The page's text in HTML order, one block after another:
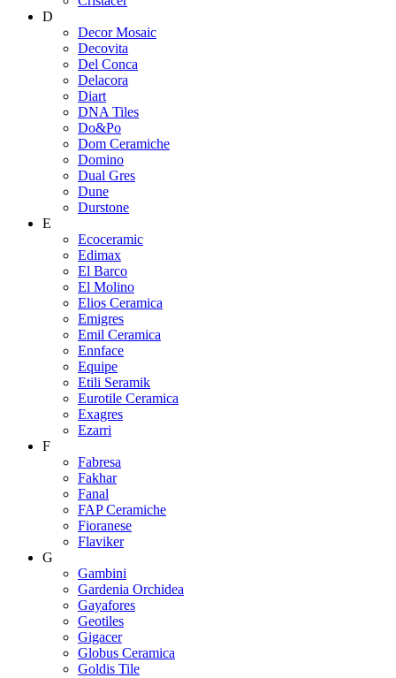
D
Decor Mosaic
Decovita
Del Conca
Delacora
Diart
DNA Tiles
Do&Po
Dom Ceramiche
Domino
Dual Gres
Dune
Durstone
E
Ecoceramic
Edimax
El Barco
El Molino
Elios Ceramica
Emigres
Emil Ceramica
Ennface
Equipe
Etili Seramik
Eurotile Ceramica
Exagres
Ezarri
F
Fabresa
Fakhar
Fanal
FAP Ceramiche
Fioranese
Flaviker
G
Gambini
Gardenia Orchidea
Gayafores
Geotiles
Gigacer
Globus Ceramica
Goldis Tile